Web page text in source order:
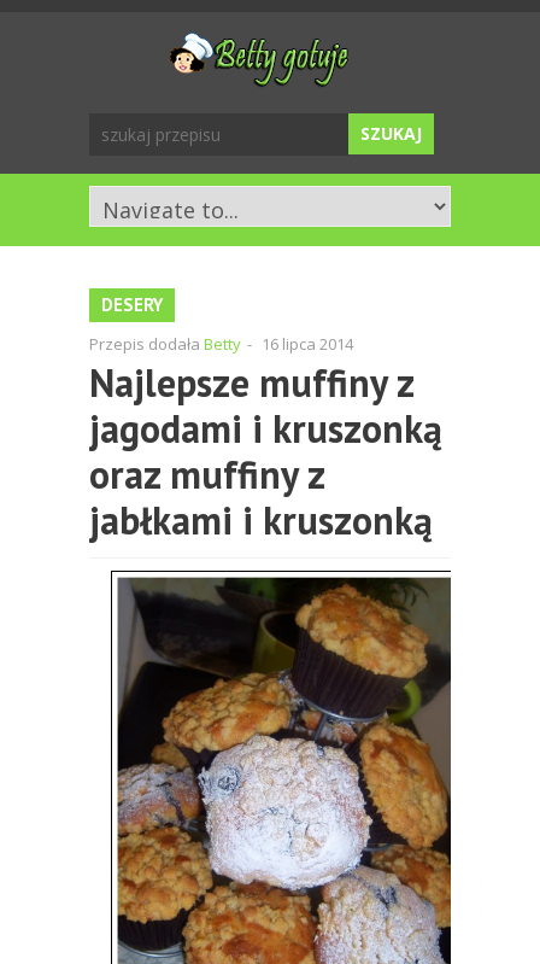
DESERY
Przepis dodała Betty - 16 lipca 2014
Najlepsze muffiny z
jagodami i kruszonką
oraz muffiny z
jabłkami i kruszonką